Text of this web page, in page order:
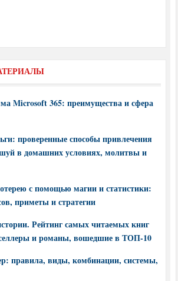
Microsoft 365: преимущества и сфера
проверенные способы привлечения
шуй в домашних условиях, молитвы и
с помощью магии и статистики:
приметы и стратегии
Рейтинг самых читаемых книг
и романы, вошедшие в ТОП-10
правила, виды, комбинации, системы,